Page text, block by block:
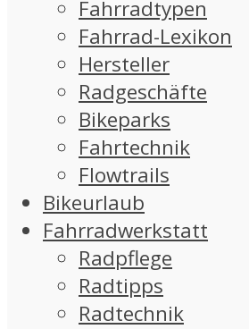
Fahrradtypen
Fahrrad-Lexikon
Hersteller
Radgeschäfte
Bikeparks
Fahrtechnik
Flowtrails
Bikeurlaub
Fahrradwerkstatt
Radpflege
Radtipps
Radtechnik